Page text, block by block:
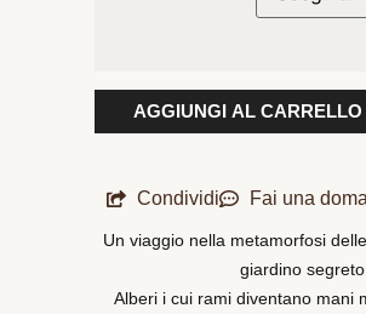
AGGIUNGI AL CARRELLO
Condividi Fai una
Un viaggio nella metamorfosi
giardino
Alberi i cui rami diventano mani